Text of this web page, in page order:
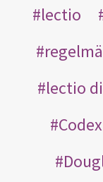
lectio
lectio